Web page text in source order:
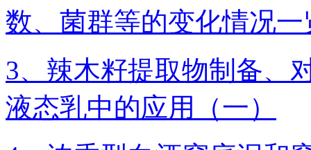
数、菌群等的变化情况
3、辣木籽提取物制备、
液态乳中的应用（一）